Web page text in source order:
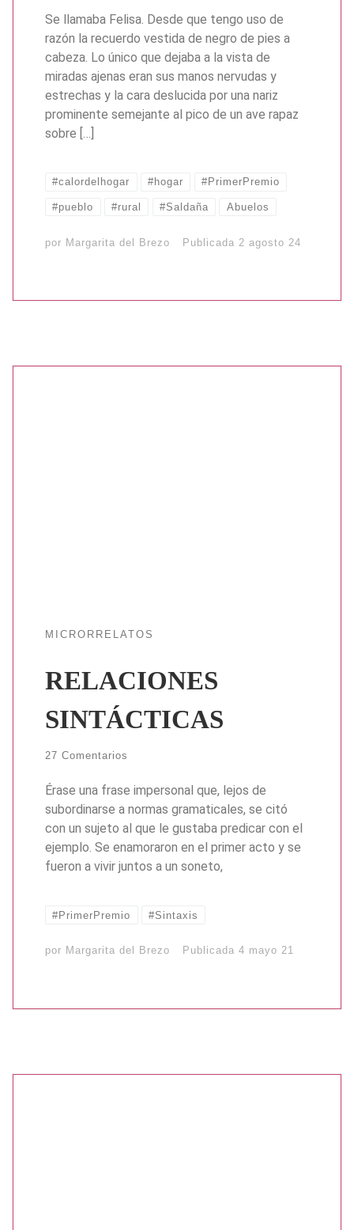
Se llamaba Felisa. Desde que tengo uso de
razón la recuerdo vestida de negro de pies a
cabeza. Lo único que dejaba a la vista de
miradas ajenas eran sus manos nervudas y
estrechas y la cara deslucida por una nariz
prominente semejante al pico de un ave rapaz
sobre […]
#calordelhogar #hogar #PrimerPremio
#pueblo #rural #Saldaña Abuelos
por Margarita del Brezo Publicada 2 agosto 24
MICRORRELATOS
RELACIONES
SINTÁCTICAS
27 Comentarios
Érase una frase impersonal que, lejos de
subordinarse a normas gramaticales, se citó
con un sujeto al que le gustaba predicar con el
ejemplo. Se enamoraron en el primer acto y se
fueron a vivir juntos a un soneto,
#PrimerPremio #Sintaxis
por Margarita del Brezo Publicada 4 mayo 21